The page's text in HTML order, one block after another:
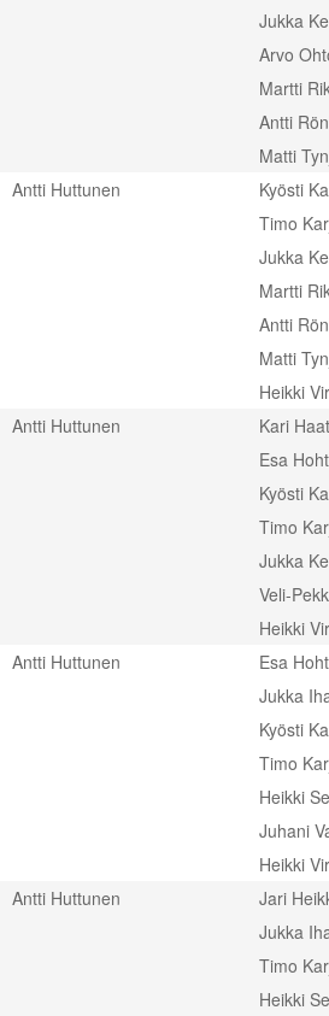
Jukka
Arvo
Martti
Antti
Matti
Antti Huttunen
Kyösti
Timo
Jukka
Martti
Antti
Matti
Heikki
Antti Huttunen
Kari
Esa
Kyösti
Timo
Jukka
Veli-
Heikki
Antti Huttunen
Esa
Jukka
Kyösti
Timo
Heikki
Juhani
Heikki
Antti Huttunen
Jari
Jukka
Timo
Heikki